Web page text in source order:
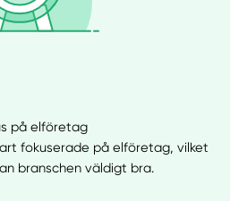
på elföretag
fokuserade på elföretag, vilket
branschen väldigt bra.